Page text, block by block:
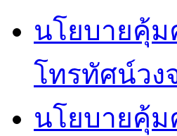
นโยบายคุ้ม
โทรทัศน์วง
นโยบายคุ้